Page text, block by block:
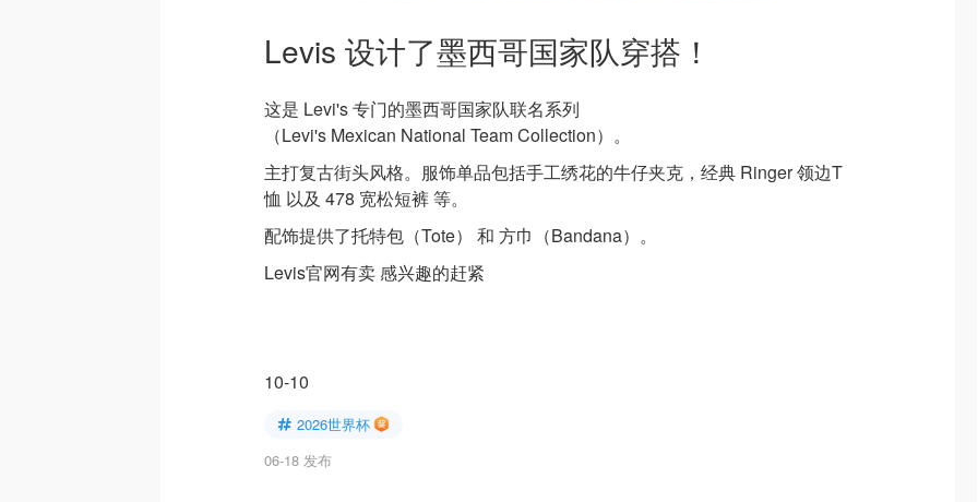
Levis 设计了墨西哥国家队穿搭！
这是 Levi's 专门的墨西哥国家队联名系列
（Levi's Mexican National Team Collection）。
主打复古街头风格。服饰单品包括手工绣花的牛仔夹克，经典 Ringer 领边T
恤 以及 478 宽松短裤 等。
配饰提供了托特包（Tote） 和 方巾（Bandana）。
Levis官网有卖 感兴趣的赶紧
10-10
2026世界杯
06-18 发布